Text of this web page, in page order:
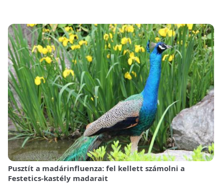
Pusztít a madárinfluenza: fel kellett számolni a
Festetics-kastély madarait